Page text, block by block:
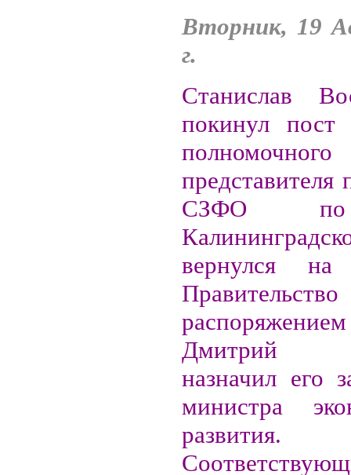
Вторник, 19
г.
Станислав
покинул пост
полномочного
представителя
СЗФО
вернулся
Дмитрий
назначил его
министра
развития.